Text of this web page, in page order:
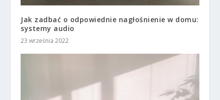
Jak zadbać o odpowiednie nagłośnienie w domu:
systemy audio
23 września 2022